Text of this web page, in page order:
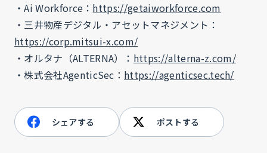
・Ai Workforce： https://getaiworkforce.com
・三井物産デジタル・アセットマネジメント：
https://corp.mitsui-x.com/
・オルタナ（ALTERNA）： https://alterna-z.com/
・株式会社AgenticSec： https://agenticsec.tech/
シェアする ポストする